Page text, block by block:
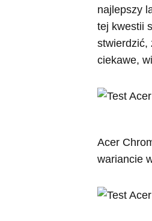
najlepszy
tej kwestii
stwierdzić,
ciekawe,
Acer
wariancie